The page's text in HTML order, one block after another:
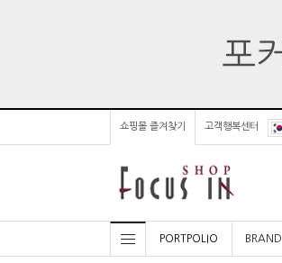
쇼핑몰 즐겨찾기 고객행복센터
PORTPOLIO BRAND